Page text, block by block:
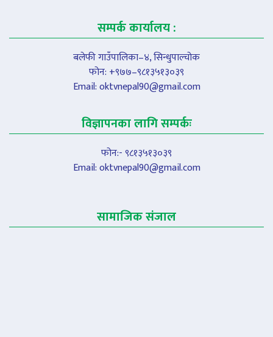
सम्पर्क कार्यालय :
बलेफी गाउँपालिका–४, सिन्धुपाल्चोक
फोन: +९७७–९८१३५१३०३९
Email:oktvnepal90@gmail.com
विज्ञापनका लागि सम्पर्कः
फोन:- ९८१३५१३०३९
Email:oktvnepal90@gmail.com
सामाजिक संजाल